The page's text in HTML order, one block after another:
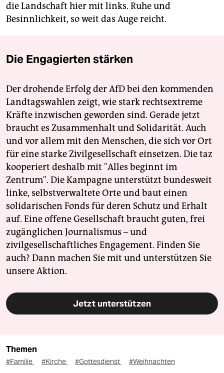
die Landschaft hier mit links. Ruhe und
Besinnlichkeit, so weit das Auge reicht.
Die Engagierten stärken
Der drohende Erfolg der AfD bei den kommenden
Landtagswahlen zeigt, wie stark rechtsextreme
Kräfte inzwischen geworden sind. Gerade jetzt
braucht es Zusammenhalt und Solidarität. Auch
und vor allem mit den Menschen, die sich vor Ort
für eine starke Zivilgesellschaft einsetzen. Die taz
kooperiert deshalb mit "Alles beginnt im
Zentrum". Die Kampagne unterstützt bundesweit
linke, selbstverwaltete Orte und baut einen
solidarischen Fonds für deren Schutz und Erhalt
auf. Eine offene Gesellschaft braucht guten, frei
zugänglichen Journalismus – und
zivilgesellschaftliches Engagement. Finden Sie
auch? Dann machen Sie mit und unterstützen Sie
unsere Aktion.
Jetzt unterstützen
Themen
#Familie #Kirche #Gottesdienst #Weihnachten